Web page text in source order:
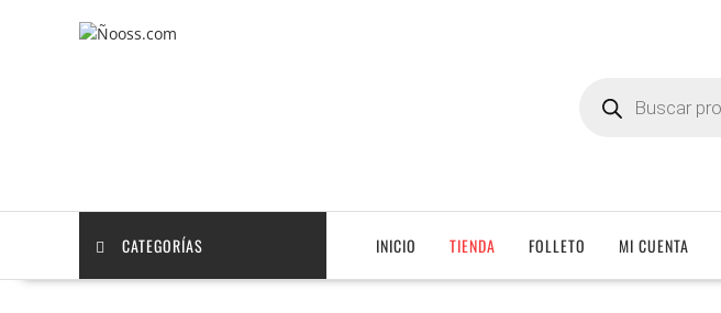
productos
CATEGORÍAS INICIO TIENDA FOLLETO MI CUENTA